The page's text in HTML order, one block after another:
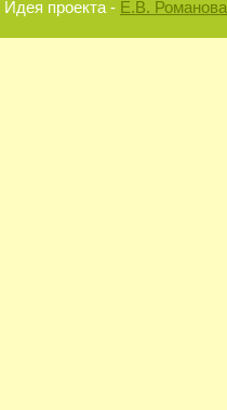
Идея проекта - Е.В. Романова